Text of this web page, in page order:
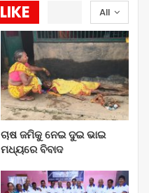
All
ଚାଷ ଜମିକୁ ନେଇ ଦୁଇ ଭାଇ
ମଧ୍ୟରେ ବିବାଦ